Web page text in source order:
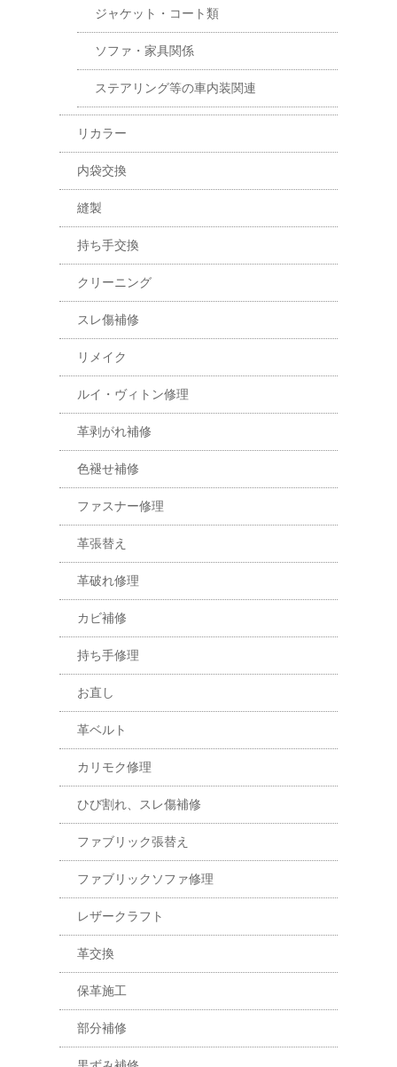
ジャケット・コート類
ソファ・家具関係
ステアリング等の車内装関連
リカラー
内袋交換
縫製
持ち手交換
クリーニング
スレ傷補修
リメイク
ルイ・ヴィトン修理
革剥がれ補修
色褪せ補修
ファスナー修理
革張替え
革破れ修理
カビ補修
持ち手修理
お直し
革ベルト
カリモク修理
ひび割れ、スレ傷補修
ファブリック張替え
ファブリックソファ修理
レザークラフト
革交換
保革施工
部分補修